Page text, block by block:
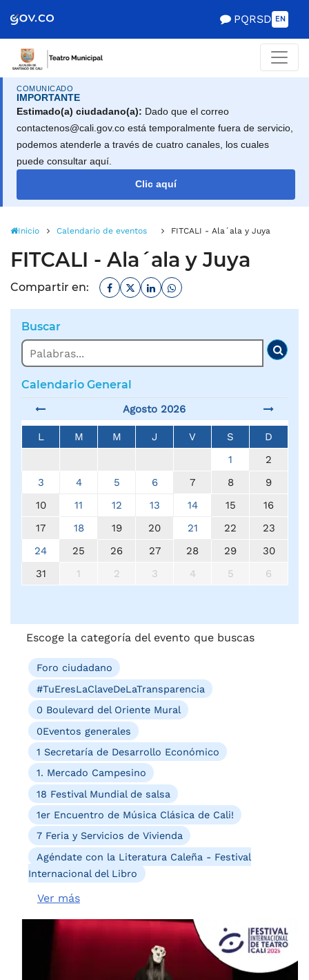
de Gobierno
PQRSD EN
COMUNICADO
IMPORTANTE
Estimado(a) ciudadano(a): Dado que el correo
contactenos@cali.gov.co está temporalmente fuera de servicio,
podemos atenderle a través de cuatro canales, los cuales
puede consultar aquí.
Clic aquí
Inicio Calendario de eventos FITCALI - Ala´ala y Juya
FITCALI - Ala´ala y Juya
Compartir en: Facebook
TwitterLinkedinWhatsapp
Buscar
Buscar
Calendario General
Agosto 2026
L M M J V S
D
1
2
3
4 5 6 7 8
9
10
11 12 13 14 15
16
17
18 19 20 21 22
23
24
25 26 27 28 29
30
31
1 2 3 4 5 6
Escoge la categoría del evento que buscas
Foro ciudadano
#TuEresLaClaveDeLaTransparencia
0 Boulevard del Oriente Mural
0Eventos generales
1 Secretaría de Desarrollo Económico
1. Mercado Campesino
18 Festival Mundial de salsa
1er Encuentro de Música Clásica de Cali!
7 Feria y Servicios de Vivienda
Agéndate con la Literatura Caleña - Festival
Internacional del Libro
Ver más